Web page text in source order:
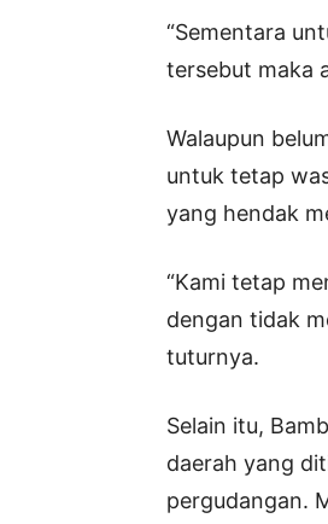
“Sementara
tersebut maka
Walaupun
untuk tetap
yang hendak
“Kami tetap
dengan tidak
tuturnya.
Selain itu,
daerah yang
pergudangan.